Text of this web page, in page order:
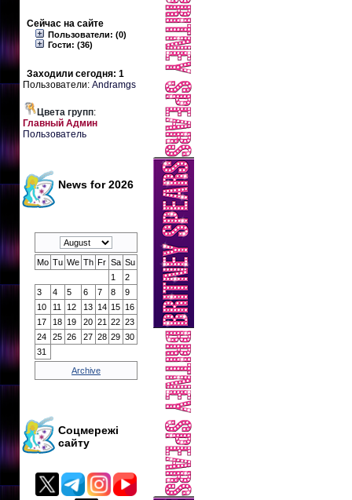
Сейчас на сайте
Пользователи: (0)
Гости: (36)
Заходили сегодня: 1
Пользователи:Andramgs
Цвета групп:
Главный Админ
Пользователь
News for 2026
Mo Tu We Th Fr Sa Su
1
2
3
4 5 6 7 8
9
10
11 12 13 14 15 16
17
18 19 20 21 22 23
24
25 26 27 28 29 30
31
Archive
Соцмережі
сайту